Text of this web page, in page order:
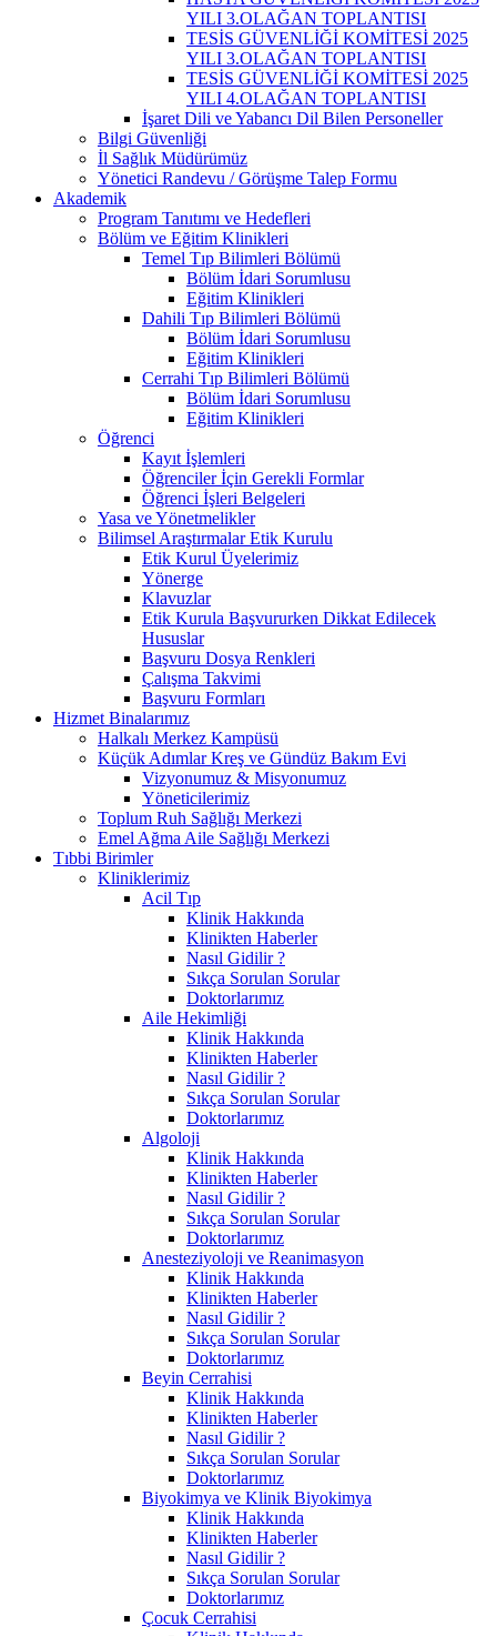
YILI 3.OLAĞAN TOPLANTISI
TESİS GÜVENLİĞİ KOMİTESİ 2025
YILI 3.OLAĞAN TOPLANTISI
TESİS GÜVENLİĞİ KOMİTESİ 2025
YILI 4.OLAĞAN TOPLANTISI
İşaret Dili ve Yabancı Dil Bilen Personeller
Bilgi Güvenliği
İl Sağlık Müdürümüz
Yönetici Randevu / Görüşme Talep Formu
Akademik
Program Tanıtımı ve Hedefleri
Bölüm ve Eğitim Klinikleri
Temel Tıp Bilimleri Bölümü
Bölüm İdari Sorumlusu
Eğitim Klinikleri
Dahili Tıp Bilimleri Bölümü
Bölüm İdari Sorumlusu
Eğitim Klinikleri
Cerrahi Tıp Bilimleri Bölümü
Bölüm İdari Sorumlusu
Eğitim Klinikleri
Öğrenci
Kayıt İşlemleri
Öğrenciler İçin Gerekli Formlar
Öğrenci İşleri Belgeleri
Yasa ve Yönetmelikler
Bilimsel Araştırmalar Etik Kurulu
Etik Kurul Üyelerimiz
Yönerge
Klavuzlar
Etik Kurula Başvururken Dikkat Edilecek
Hususlar
Başvuru Dosya Renkleri
Çalışma Takvimi
Başvuru Formları
Hizmet Binalarımız
Halkalı Merkez Kampüsü
Küçük Adımlar Kreş ve Gündüz Bakım Evi
Vizyonumuz & Misyonumuz
Yöneticilerimiz
Toplum Ruh Sağlığı Merkezi
Emel Ağma Aile Sağlığı Merkezi
Tıbbi Birimler
Kliniklerimiz
Acil Tıp
Klinik Hakkında
Klinikten Haberler
Nasıl Gidilir ?
Sıkça Sorulan Sorular
Doktorlarımız
Aile Hekimliği
Klinik Hakkında
Klinikten Haberler
Nasıl Gidilir ?
Sıkça Sorulan Sorular
Doktorlarımız
Algoloji
Klinik Hakkında
Klinikten Haberler
Nasıl Gidilir ?
Sıkça Sorulan Sorular
Doktorlarımız
Anesteziyoloji ve Reanimasyon
Klinik Hakkında
Klinikten Haberler
Nasıl Gidilir ?
Sıkça Sorulan Sorular
Doktorlarımız
Beyin Cerrahisi
Klinik Hakkında
Klinikten Haberler
Nasıl Gidilir ?
Sıkça Sorulan Sorular
Doktorlarımız
Biyokimya ve Klinik Biyokimya
Klinik Hakkında
Klinikten Haberler
Nasıl Gidilir ?
Sıkça Sorulan Sorular
Doktorlarımız
Çocuk Cerrahisi